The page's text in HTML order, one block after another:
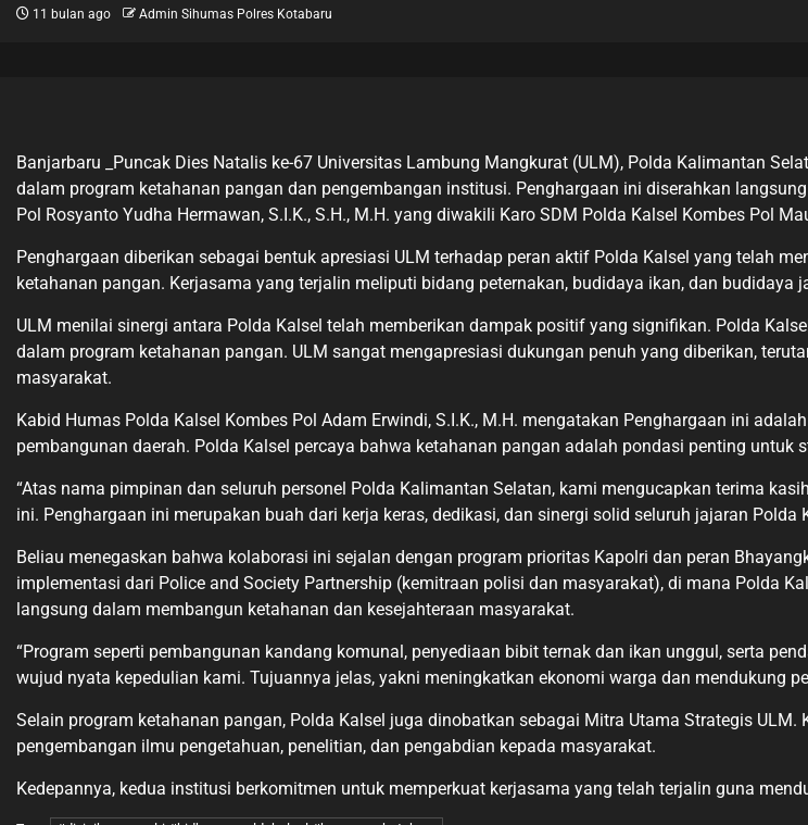
11 bulan ago Admin Sihumas Polres Kotabaru
Banjarbaru _Puncak Dies Natalis ke-67 Universitas Lambung Mangkurat (ULM), Polda Kalimantan
dalam program ketahanan pangan dan pengembangan institusi. Penghargaan ini diserahkan
Pol Rosyanto Yudha Hermawan, S.I.K., S.H., M.H. yang diwakili Karo SDM Polda Kalsel Kombes Pol
Penghargaan diberikan sebagai bentuk apresiasi ULM terhadap peran aktif Polda Kalsel yang telah
ketahanan pangan. Kerjasama yang terjalin meliputi bidang peternakan, budidaya ikan, dan budidaya
ULM menilai sinergi antara Polda Kalsel telah memberikan dampak positif yang signifikan. Polda
dalam program ketahanan pangan. ULM sangat mengapresiasi dukungan penuh yang diberikan,
masyarakat.
Kabid Humas Polda Kalsel Kombes Pol Adam Erwindi, S.I.K., M.H. mengatakan Penghargaan ini
pembangunan daerah. Polda Kalsel percaya bahwa ketahanan pangan adalah pondasi penting untuk
“Atas nama pimpinan dan seluruh personel Polda Kalimantan Selatan, kami mengucapkan terima
ini. Penghargaan ini merupakan buah dari kerja keras, dedikasi, dan sinergi solid seluruh jajaran
Beliau menegaskan bahwa kolaborasi ini sejalan dengan program prioritas Kapolri dan peran
implementasi dari Police and Society Partnership (kemitraan polisi dan masyarakat), di mana Polda
langsung dalam membangun ketahanan dan kesejahteraan masyarakat.
“Program seperti pembangunan kandang komunal, penyediaan bibit ternak dan ikan unggul, serta
wujud nyata kepedulian kami. Tujuannya jelas, yakni meningkatkan ekonomi warga dan mendukung
Selain program ketahanan pangan, Polda Kalsel juga dinobatkan sebagai Mitra Utama Strategis
pengembangan ilmu pengetahuan, penelitian, dan pengabdian kepada masyarakat.
Kedepannya, kedua institusi berkomitmen untuk memperkuat kerjasama yang telah terjalin guna